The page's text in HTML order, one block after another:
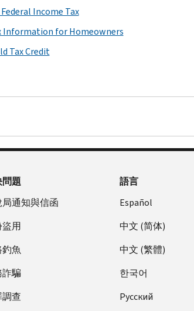
Income Tax
Information for Homeowners
Tax Credit
題
局通知與信函
用
魚
騙
查
語言
Español
中文 (简体)
中文 (繁體)
한국어
Pусский